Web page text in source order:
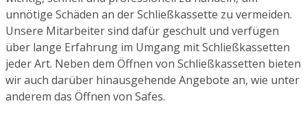
unnötige Schäden an der Schließkassette zu vermeiden.
Unsere Mitarbeiter sind dafür geschult und verfügen
über lange Erfahrung im Umgang mit Schließkassetten
jeder Art. Neben dem Öffnen von Schließkassetten bieten
wir auch darüber hinausgehende Angebote an, wie unter
anderem das Öffnen von Safes.